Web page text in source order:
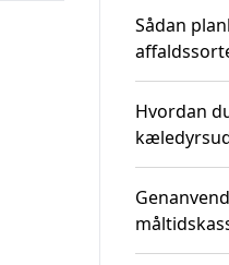
Sådan
Hvordan